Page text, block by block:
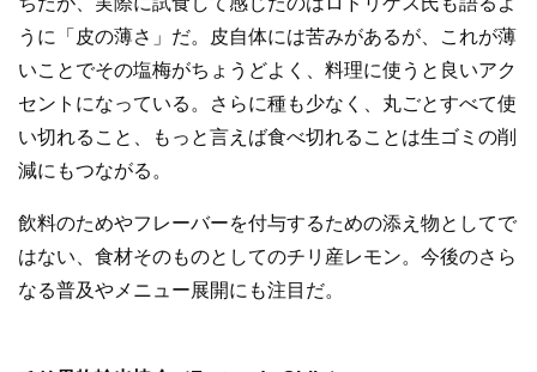
うに「皮の薄さ」だ。皮自体には苦みがあるが、これが薄
いことでその塩梅がちょうどよく、料理に使うと良いアク
セントになっている。さらに種も少なく、丸ごとすべて使
い切れること、もっと言えば食べ切れることは生ゴミの削
減にもつながる。
飲料のためやフレーバーを付与するための添え物としてで
はない、食材そのものとしてのチリ産レモン。今後のさら
なる普及やメニュー展開にも注目だ。